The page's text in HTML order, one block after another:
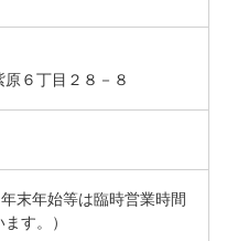
６丁目２８－８
末年始等は臨時営業時間
す。）